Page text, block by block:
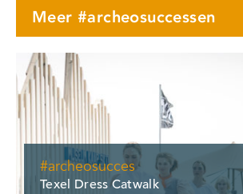
Meer #archeosuccessen
#archeosucces
Texel Dress Catwalk